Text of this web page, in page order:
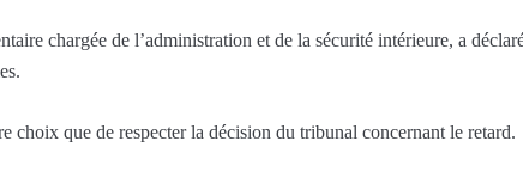
chargée de l’administration et de la sécurité intérieure, a
choix que de respecter la décision du tribunal concernant le retard.